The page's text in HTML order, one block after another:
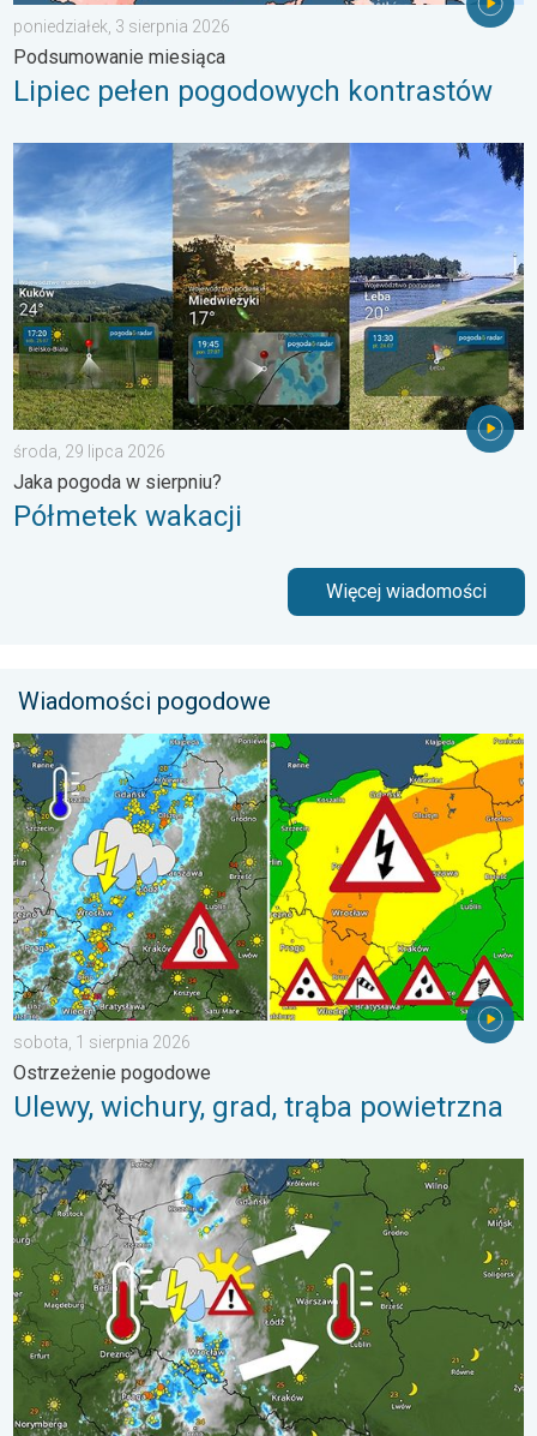
poniedziałek, 3 sierpnia 2026
Podsumowanie miesiąca
Lipiec pełen pogodowych kontrastów
Półmetek wakacji. Jaka pogoda w sierpniu?. . . środa, 29
środa, 29 lipca 2026
Jaka pogoda w sierpniu?
Półmetek wakacji
Więcej wiadomości
Wiadomości pogodowe
Ulewy, wichury, grad, trąba powietrzna. Ostrzeżenie
sobota, 1 sierpnia 2026
Ostrzeżenie pogodowe
Ulewy, wichury, grad, trąba powietrzna
33 stopnie w cieniu i wędrujące nawałnice. Groźna i